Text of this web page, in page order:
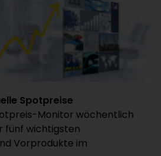
Spotpreise
Monitor wöchentlich
fünf wichtigsten
Vorprodukte im